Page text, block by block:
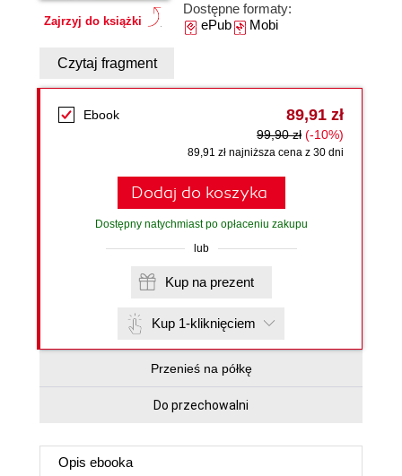
Zajrzyj do książki
Dostępne formaty:
ePubMobi
Czytaj fragment
Ebook 89,91 zł
99,90 zł (-10%)
89,91 zł najniższa cena z 30 dni
Dodaj do koszyka
Dostępny natychmiast po opłaceniu zakupu
lub
Kup na prezent
Kup 1-kliknięciem
Przenieś na półkę
Do przechowalni
Opis ebooka